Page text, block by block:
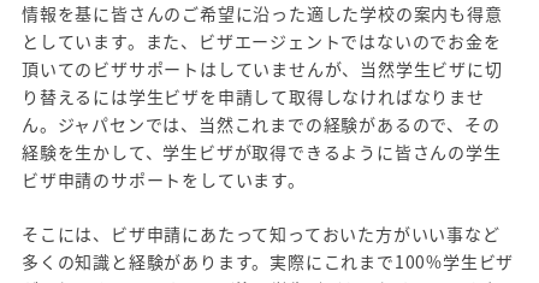
情報を基に皆さんのご希望に沿った適した学校の案内も得意
としています。また、ビザエージェントではないのでお金を
頂いてのビザサポートはしていませんが、当然学生ビザに切
り替えるには学生ビザを申請して取得しなければなりませ
ん。ジャパセンでは、当然これまでの経験があるので、その
経験を生かして、学生ビザが取得できるように皆さんの学生
ビザ申請のサポートをしています。
そこには、ビザ申請にあたって知っておいた方がいい事など
多くの知識と経験があります。実際にこれまで100%学生ビザ